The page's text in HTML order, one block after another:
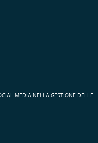
MEDIA NELLA GESTIONE DELLE